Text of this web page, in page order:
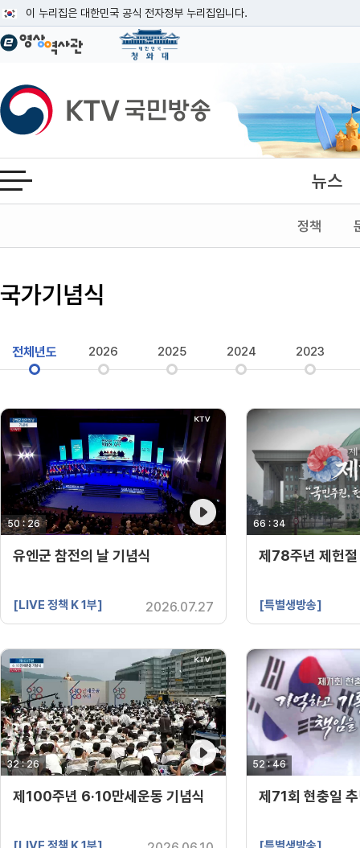
이 누리집은 대한민국 공식 전자정부 누리집입니다.
공식 누리집 주소 확인하기
이밖에 or.kr 또는 .kr등 다른 도메인 주소를 사용하고 있다면 아래 URL에서
운영중인 공식 누리집보기
KTV국민방송
전체메뉴 열기 뉴스
정책
본문
국가기념식
전체년도 2026 2025 2024 2023
영상 재생시간
50 : 26
유엔군 참전의 날 기념식
[LIVE 정책 K 1부] 2026.07.27
영상 재생시간
66 : 34
제78주년 제헌절
[특별생방송]
영상 재생시간
32 : 26
제100주년 6·10만세운동 기념식
영상 재생시간
52 : 46
제71회 현충일